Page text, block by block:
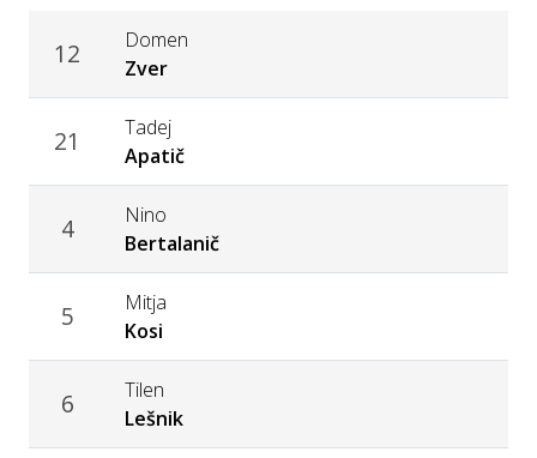
12
Domen
Zver
21
Tadej
Apatič
4
Nino
Bertalanič
5
Mitja
Kosi
6
Tilen
Lešnik